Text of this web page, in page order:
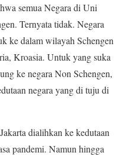
semua Negara di Uni
Ternyata tidak. Negara
ke dalam wilayah Schengen
Kroasia. Untuk yang suka
ke negara Non Schengen,
negara yang di tuju di
dialihkan ke kedutaan
pandemi. Namun hingga